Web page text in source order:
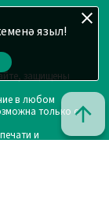
языл!
защищены
в любом
только с
и